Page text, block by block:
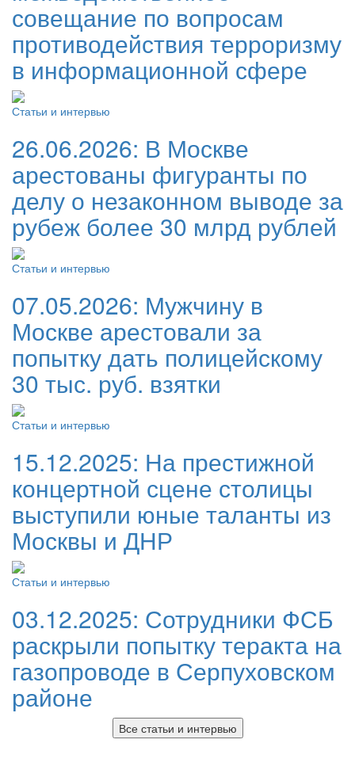
совещание по вопросам
противодействия терроризму
в информационной сфере
Статьи и интервью
26.06.2026: В Москве
арестованы фигуранты по
делу о незаконном выводе за
рубеж более 30 млрд рублей
Статьи и интервью
07.05.2026: Мужчину в
Москве арестовали за
попытку дать полицейскому
30 тыс. руб. взятки
Статьи и интервью
15.12.2025: На престижной
концертной сцене столицы
выступили юные таланты из
Москвы и ДНР
Статьи и интервью
03.12.2025: Сотрудники ФСБ
раскрыли попытку теракта на
газопроводе в Серпуховском
районе
Все статьи и интервью